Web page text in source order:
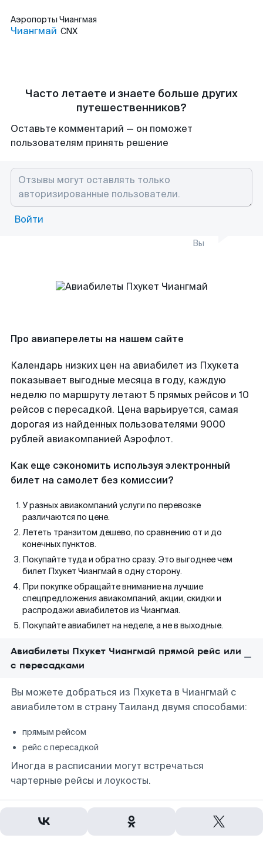
Аэропорты Чиангмая
Чиангмай CNX
Часто летаете и знаете больше других
путешественников?
Оставьте комментарий — он поможет
пользователям принять решение
Войти
Вы
Про авиаперелеты на нашем сайте
Календарь низких цен на авиабилет из Пхукета
показывает выгодные месяца в году, каждую
неделю по маршруту летают 5 прямых рейсов и 10
рейсов с пересадкой. Цена варьируется, самая
дорогая из найденных пользователями 9000
рублей авиакомпанией Аэрофлот.
Как еще сэкономить используя электронный
билет на самолет без комиссии?
У разных авиакомпаний услуги по перевозке
различаются по цене.
Лететь транзитом дешево, по сравнению от и до
конечных пунктов.
Покупайте туда и обратно сразу. Это выгоднее чем
билет Пхукет Чиангмай в одну сторону.
При покупке обращайте внимание на лучшие
спецпредложения авиакомпаний, акции, скидки и
распродажи авиабилетов из Чиангмая.
Покупайте авиабилет на неделе, а не в выходные.
Авиабилеты Пхукет Чиангмай прямой рейс или
с пересадками
Вы можете добраться из Пхукета в Чиангмай с
авиабилетом в страну Таиланд двумя способами:
прямым рейсом
рейс с пересадкой
Иногда в расписании могут встречаться
чартерные рейсы и лоукосты.